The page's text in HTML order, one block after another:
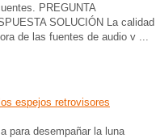
PREGUNTA
SOLUCIÓN La calidad
de las fuentes de audio v ...
espejos retrovisores
para desempañar la luna